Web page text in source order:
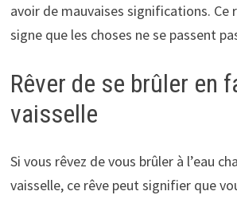
avoir de mauvaises significations. Ce
signe que les choses ne se passent
Rêver de se brûler en
vaisselle
Si vous rêvez de vous brûler à l’eau
vaisselle, ce rêve peut signifier que